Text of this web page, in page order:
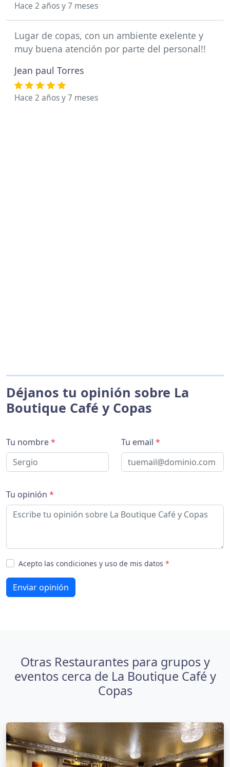
Hace 2 años y 7 meses
Lugar de copas, con un ambiente exelente y
muy buena atención por parte del personal!!
Jean paul Torres
Hace 2 años y 7 meses
Déjanos tu opinión sobre La
Boutique Café y Copas
Tu nombre* Tu email *
Tu opinión *
Acepto las condiciones y uso de mis datos *
Enviar opinión
Otras Restaurantes para grupos y
eventos cerca de La Boutique Café y
Copas